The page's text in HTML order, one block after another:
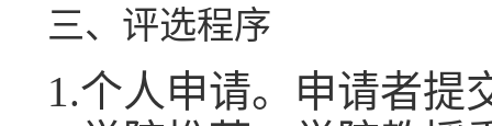
三、评选程序
1.个人申请。申请者提